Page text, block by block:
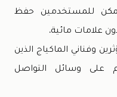
للمستخدمين حفظ
علامات مائية.
وفناني الماكياج الذين
على وسائل التواصل